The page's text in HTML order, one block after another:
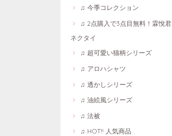
♫ 今季コレクション
♫ 2点購入で3点目無料！霖悅君
ネクタイ
♫ 超可愛い猫柄シリーズ
♫ アロハシャツ
♫ 透かしシリーズ
♫ 油絵風シリーズ
♫ 法被
♫ HOT!! 人気商品